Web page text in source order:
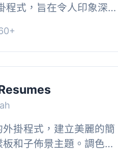
程式，旨在令人印象深
區塊都可以按照...
掛程式，建立美麗的簡
和子佈景主題。調色板